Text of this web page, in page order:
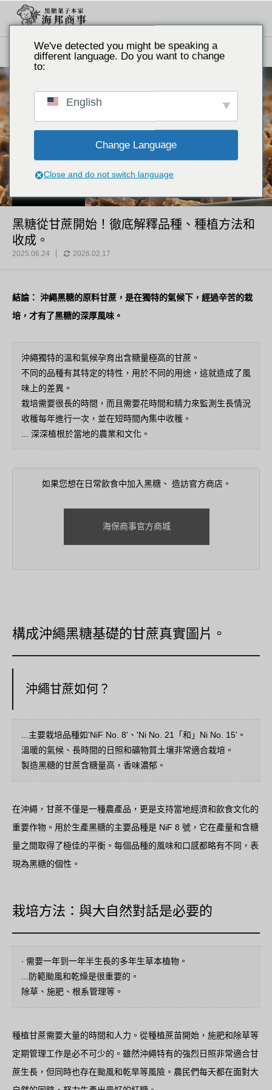
主題。 歷史與文化 黑糖從甘蔗開始！徹底解釋品種、種植方法和收成。
黑糖從甘蔗開始！徹底解釋品種、種植方法和
收成。
2025.06.24 2026.02.17
結論： 沖繩黑糖的原料甘蔗，是在獨特的氣候下，經過辛苦的栽
培，才有了黑糖的深厚風味。
沖繩獨特的溫和氣候孕育出含糖量極高的甘蔗。
不同的品種有其特定的特性，用於不同的用途，這就造成了風
味上的差異。
栽培需要很長的時間，而且需要花時間和精力來監測生長情況
收穫每年進行一次，並在短時間內集中收穫。
... 深深植根於當地的農業和文化。
如果您想在日常飲食中加入黑糖、 造訪官方商店。
海保商事官方商城
構成沖繩黑糖基礎的甘蔗真實圖片。
沖繩甘蔗如何？
...主要栽培品種如'NiF No. 8'、'Ni No. 21「和」Ni No. 15'。
溫暖的氣候、長時間的日照和礦物質土壤非常適合栽培。
製造黑糖的甘蔗含糖量高，香味濃郁。
在沖繩，甘蔗不僅是一種農產品，更是支持當地經濟和飲食文化的
重要作物。用於生產黑糖的主要品種是 NiF 8 號，它在產量和含糖
量之間取得了極佳的平衡。每個品種的風味和口感都略有不同，表
現為黑糖的個性。
栽培方法：與大自然對話是必要的
∙ 需要一年到一年半生長的多年生草本植物。
...防範颱風和乾燥是很重要的。
除草、施肥、根系管理等。
種植甘蔗需要大量的時間和人力。從種植蔗苗開始，施肥和除草等
定期管理工作是必不可少的。雖然沖繩特有的強烈日照非常適合甘
蔗生長，但同時也存在颱風和乾旱等風險。農民們每天都在面對大
We've detected you might be speaking a
different language. Do you want to change
to:
English
Change Language
Close and do not switch language